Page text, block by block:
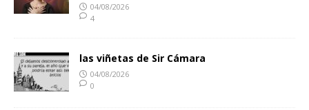
04/08/2026
4
las viñetas de Sir Cámara
04/08/2026
0